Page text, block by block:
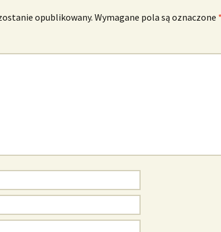
opublikowany. Wymagane pola są oznaczone *